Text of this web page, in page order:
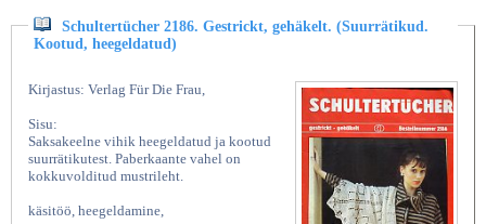
Schultertücher 2186. Gestrickt, gehäkelt. (Suurrätikud.
Kootud, heegeldatud)
Kirjastus: Verlag Für Die Frau,
Sisu:
Saksakeelne vihik heegeldatud ja kootud
suurrätikutest. Paberkaante vahel on
kokkuvolditud mustrileht.
käsitöö, heegeldamine,